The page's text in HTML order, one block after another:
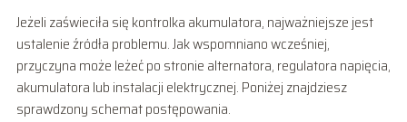
Jeżeli zaświeciła się kontrolka akumulatora, najważniejsze jest
ustalenie źródła problemu. Jak wspomniano wcześniej,
przyczyna może leżeć po stronie alternatora, regulatora napięcia,
akumulatora lub instalacji elektrycznej. Poniżej znajdziesz
sprawdzony schemat postępowania.